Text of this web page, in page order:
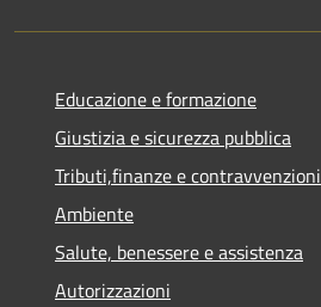
Educazione e formazione
Giustizia e sicurezza pubblica
Tributi,finanze e contravvenzioni
Ambiente
Salute, benessere e assistenza
Autorizzazioni